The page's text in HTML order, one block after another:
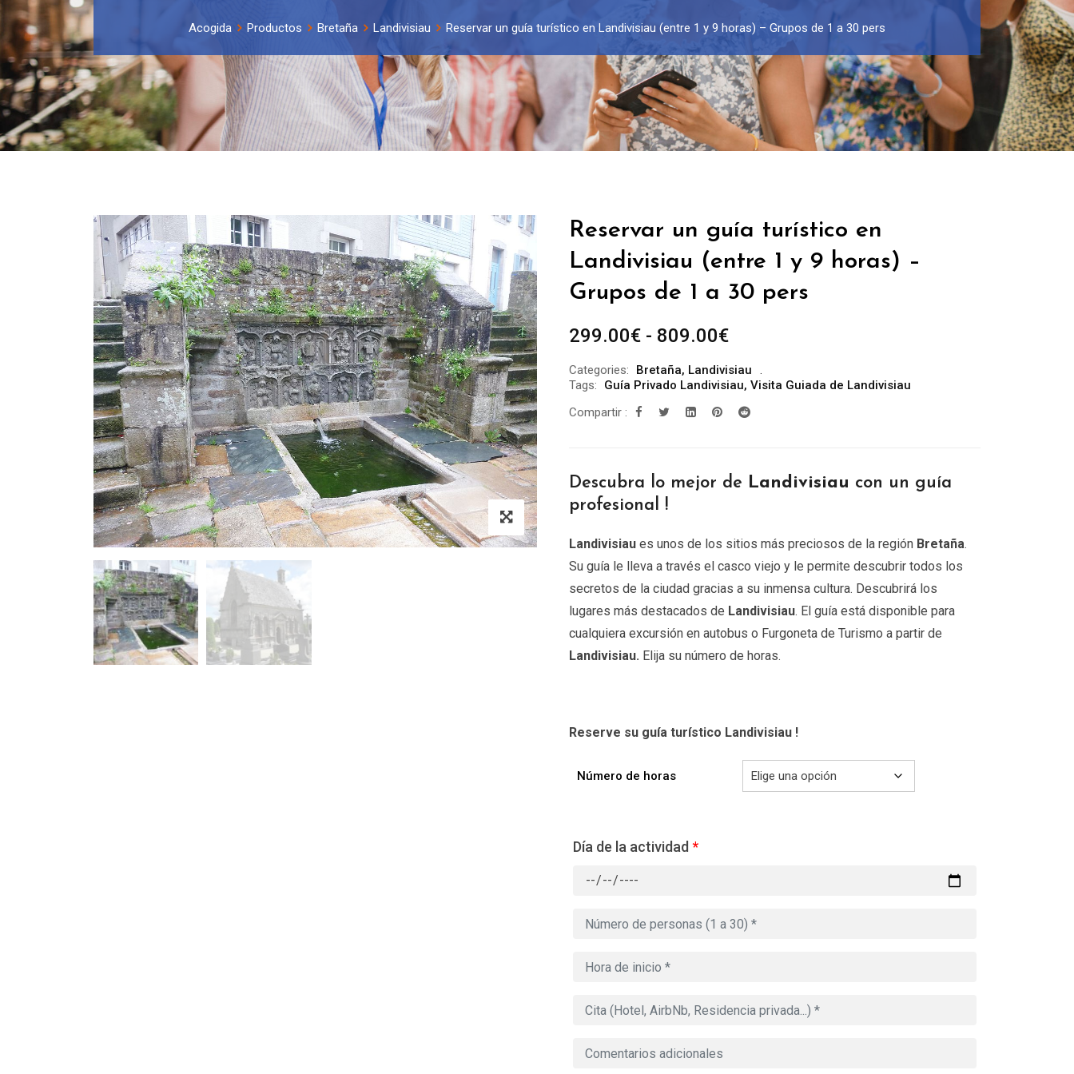
Acogida Productos Bretaña Landivisiau Reservar un guía turístico en Landivisiau (entre 1 y 9 horas) – Grupos de 1 a 30 pers
Reservar un guía turístico en
Landivisiau (entre 1 y 9 horas) –
Grupos de 1 a 30 pers
299.00€ - 809.00€Rango
precios:
desde
299.00€
809.00€
Categories: Bretaña, Landivisiau
Tags:
Guía Privado Landivisiau, Visita Guiada de Landivisiau
Compartir :
Descubra lo mejor de Landivisiau con un guía
profesional !
Landivisiau es unos de los sitios más preciosos de la región Bretaña.
Su guía le lleva a través el casco viejo y le permite descubrir todos los
secretos de la ciudad gracias a su inmensa cultura. Descubrirá los
lugares más destacados de Landivisiau. El guía está disponible para
cualquiera excursión en autobus o Furgoneta de Turismo a partir de
Landivisiau. Elija su número de horas.
Reserve su guía turístico Landivisiau !
Número de horas
Día de la actividad *